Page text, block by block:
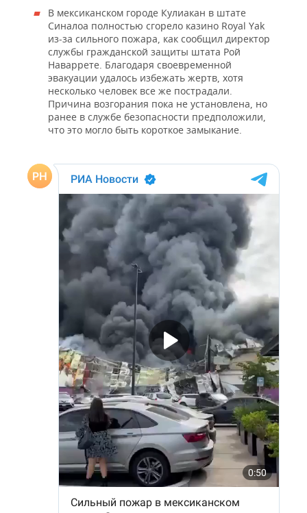
В мексиканском городе Кулиакан в штате
Синалоа полностью сгорело казино Royal Yak
из-за сильного пожара, как сообщил директор
службы гражданской защиты штата Рой
Наваррете. Благодаря своевременной
эвакуации удалось избежать жертв, хотя
несколько человек все же пострадали.
Причина возгорания пока не установлена, но
ранее в службе безопасности предположили,
что это могло быть короткое замыкание.